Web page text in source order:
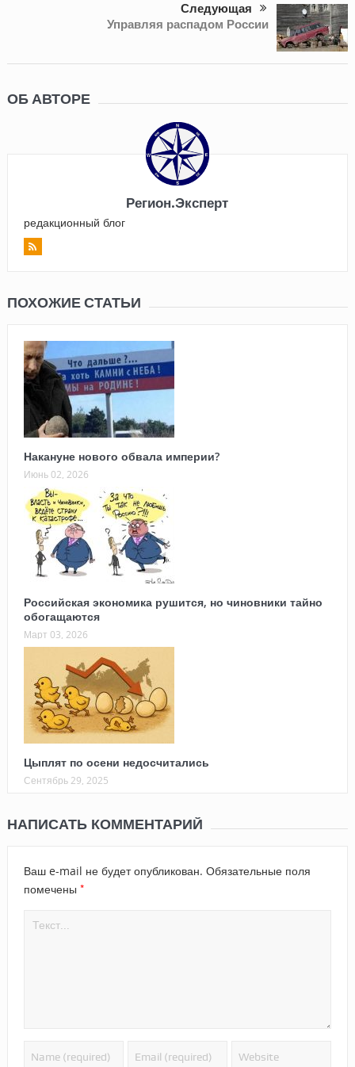
Следующая
Управляя распадом России
ОБ АВТОРЕ
Регион.Эксперт
редакционный блог
ПОХОЖИЕ СТАТЬИ
Накануне нового обвала империи?
Июнь 02, 2026
Российская экономика рушится, но чиновники тайно
обогащаются
Март 03, 2026
Цыплят по осени недосчитались
Сентябрь 29, 2025
НАПИСАТЬ КОММЕНТАРИЙ
Ваш e-mail не будет опубликован. Обязательные поля
помечены *